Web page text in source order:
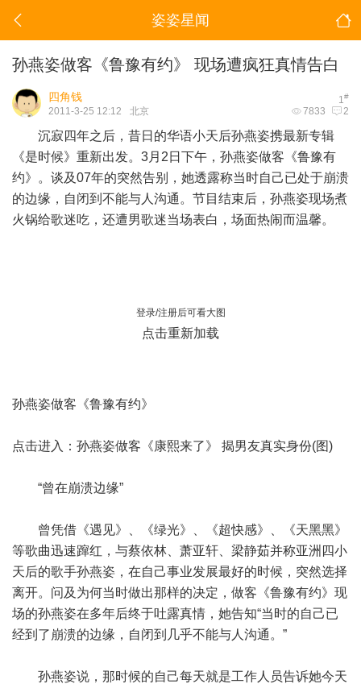
姿姿星闻
孙燕姿做客《鲁豫有约》 现场遭疯狂真情告白
1#
四角钱
7833 2
2011-3-25 12:12 北京
沉寂四年之后，昔日的华语小天后孙燕姿携最新专辑
《是时候》重新出发。3月2日下午，孙燕姿做客《鲁豫有
约》。谈及07年的突然告别，她透露称当时自己已处于崩溃
的边缘，自闭到不能与人沟通。节目结束后，孙燕姿现场煮
火锅给歌迷吃，还遭男歌迷当场表白，场面热闹而温馨。
登录/注册后可看大图
点击重新加载
孙燕姿做客《鲁豫有约》
点击进入：孙燕姿做客《康熙来了》 揭男友真实身份(图)
“曾在崩溃边缘”
曾凭借《遇见》、《绿光》、《超快感》、《天黑黑》
等歌曲迅速蹿红，与蔡依林、萧亚轩、梁静茹并称亚洲四小
天后的歌手孙燕姿，在自己事业发展最好的时候，突然选择
离开。问及为何当时做出那样的决定，做客《鲁豫有约》现
场的孙燕姿在多年后终于吐露真情，她告知“当时的自己已
经到了崩溃的边缘，自闭到几乎不能与人沟通。”
孙燕姿说，那时候的自己每天就是工作人员告诉她今天